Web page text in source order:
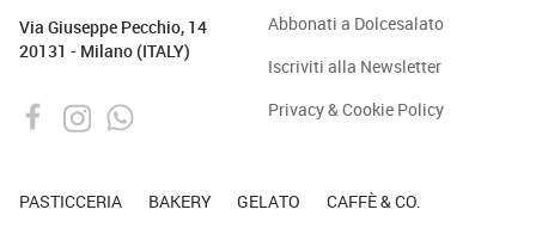
Via Giuseppe Pecchio, 14
20131 - Milano (ITALY)
Abbonati a Dolcesalato
Iscriviti alla Newsletter
Privacy & Cookie Policy
PASTICCERIA BAKERY GELATO CAFFÈ & CO.